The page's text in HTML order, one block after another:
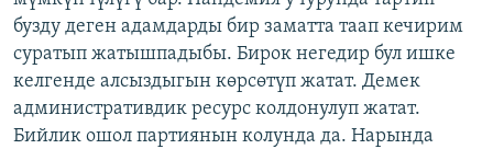
бузду деген адамдарды бир заматта таап кечирим
суратып жатышпадыбы. Бирок негедир бул ишке
келгенде алсыздыгын көрсөтүп жатат. Демек
административдик ресурс колдонулуп жатат.
Бийлик ошол партиянын колунда да. Нарында